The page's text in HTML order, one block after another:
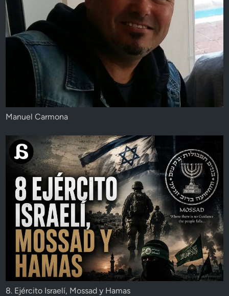
Manuel Carmona
8. Ejército Israelí, Mossad y Hamas